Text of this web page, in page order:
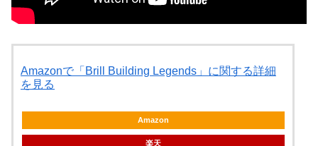
Amazonで「Brill Building Legends」に関する詳細
を見る
Amazon
楽天